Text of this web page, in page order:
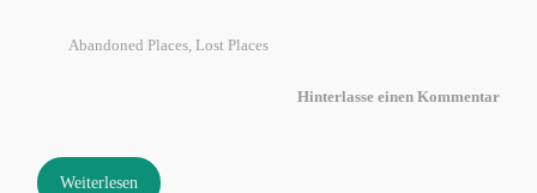
Abandoned Places, Lost Places
Hinterlasse einen Kommentar
Weiterlesen